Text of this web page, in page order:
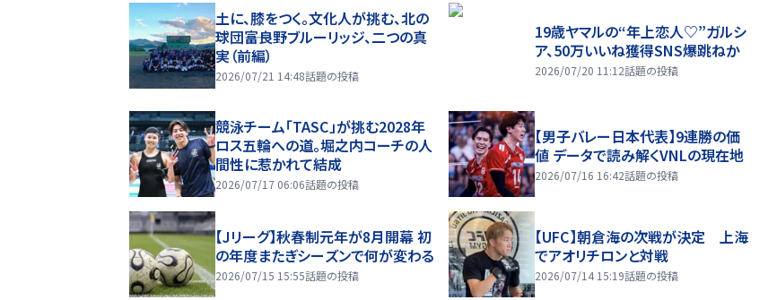
土に、膝をつく。文化人が挑む、北の
球団――富良野ブルーリッジ、二つの真
実（前編）
2026/07/21 14:48話題の投稿
19歳ヤマルの“年上恋人♡”ガルシ
ア、50万いいね獲得SNS爆跳ねか
2026/07/20 11:12話題の投稿
競泳チーム「TASC」が挑む2028年
ロス五輪への道。堀之内コーチの人
間性に惹かれて結成
2026/07/17 06:06話題の投稿
【男子バレー日本代表】9連勝の価
値 データで読み解くVNLの現在地
2026/07/16 16:42話題の投稿
【Jリーグ】秋春制元年が8月開幕 初
の年度またぎシーズンで何が変わる
2026/07/15 15:55話題の投稿
【UFC】朝倉海の次戦が決定 上海
でアオリチロンと対戦
2026/07/14 15:19話題の投稿